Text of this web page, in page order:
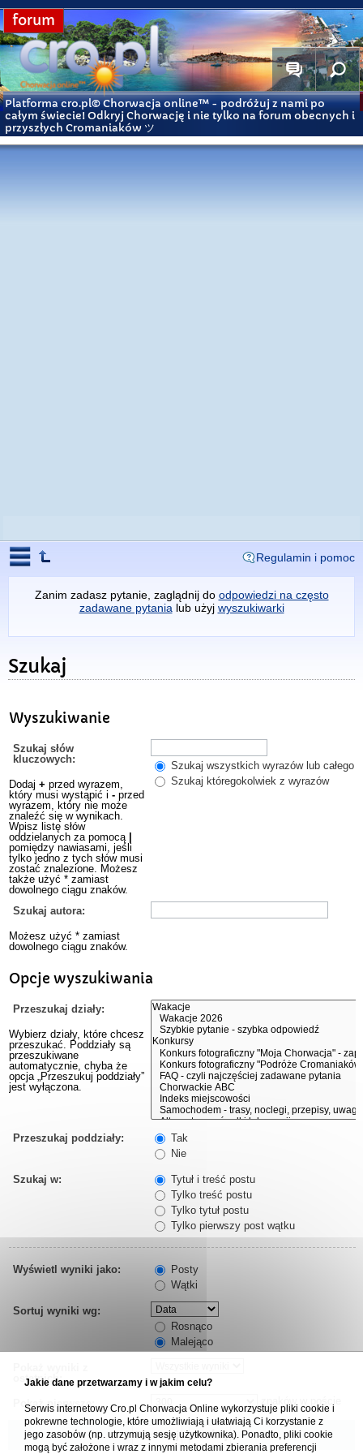
forum
Platforma cro.pl© Chorwacja online™ - podróżuj z nami po
całym świecie! Odkryj Chorwację i nie tylko na forum obecnych i
przyszłych Cromaniaków ツ
Regulamin i pomoc
Zanim zadasz pytanie, zaglądnij do odpowiedzi na często
zadawane pytania lub użyj wyszukiwarki
Szukaj
Wyszukiwanie
Szukaj słów
kluczowych:
Dodaj + przed wyrazem,
który musi wystąpić i - przed
wyrazem, który nie może
znaleźć się w wynikach.
Wpisz listę słów
oddzielanych za pomocą
pomiędzy nawiasami, jeśli
tylko jedno z tych słów musi
zostać znalezione. Możesz
także użyć * zamiast
dowolnego ciągu znaków.
Szukaj wszystkich wyrazów lub całego
Szukaj któregokolwiek z wyrazów
Szukaj autora:
Możesz użyć * zamiast
dowolnego ciągu znaków.
Opcje wyszukiwania
Przeszukaj działy:
Wybierz działy, które chcesz
przeszukać. Poddziały są
przeszukiwane
automatycznie, chyba że
opcja „Przeszukuj poddziały”
jest wyłączona.
Przeszukaj poddziały:
Tak
Nie
Szukaj w:
Tytuł i treść postu
Tylko treść postu
Tylko tytuł postu
Tylko pierwszy post wątku
Wyświetl wyniki jako:
Posty
Wątki
Sortuj wyniki wg:
Rosnąco
Malejąco
ostatnich:
Pokaż pierwsze:
Jakie dane przetwarzamy i w jakim celu?
Serwis internetowy Cro.pl Chorwacja Online wykorzystuje pliki cookie i
pokrewne technologie, które umożliwiają i ułatwiają Ci korzystanie z
jego zasobów (np. utrzymują sesję użytkownika). Ponadto, pliki cookie
mogą być założone i wraz z innymi metodami zbierania preferencji